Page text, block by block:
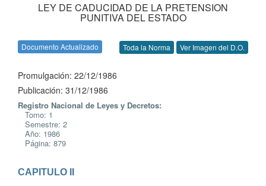
LEY DE CADUCIDAD DE LA PRETENSION
PUNITIVA DEL ESTADO
Documento Actualizado Toda la Norma Ver Imagen del D.O.
Promulgación: 22/12/1986
Publicación: 31/12/1986
Registro Nacional de Leyes y Decretos:
Tomo: 1
Semestre: 2
Año: 1986
Página: 879
CAPITULO II